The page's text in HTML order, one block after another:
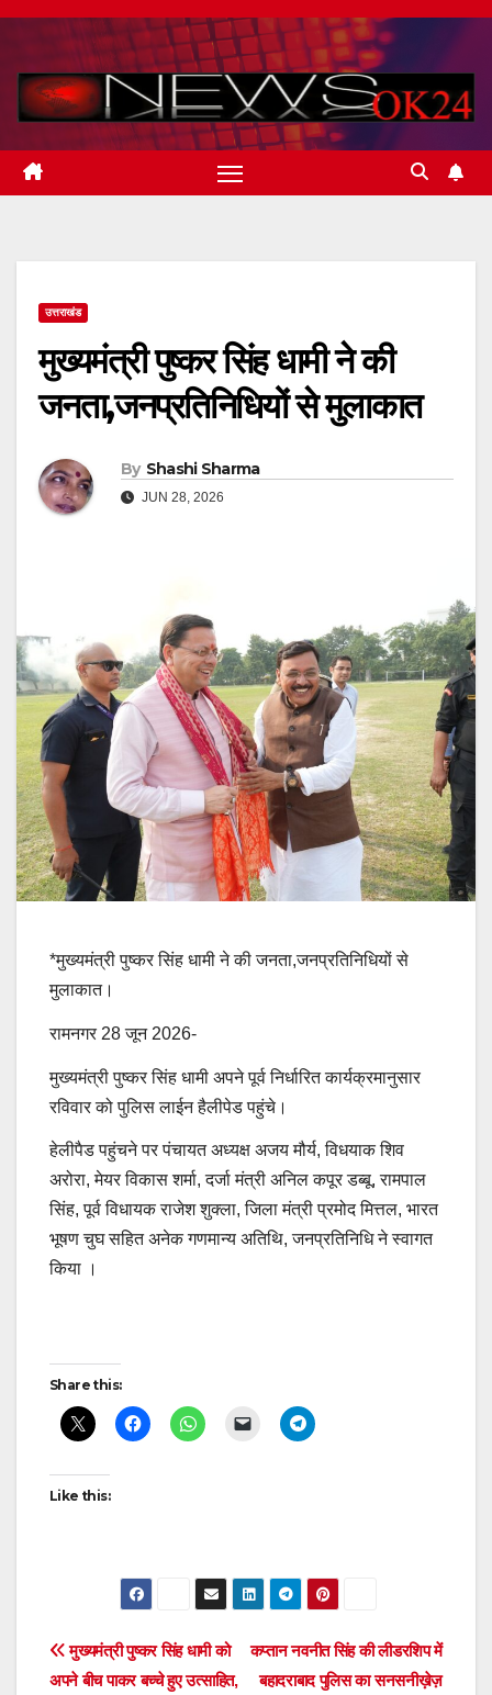
Skip
content
उत्तराखंड
मुख्यमंत्री पुष्कर सिंह धामी ने की
जनता,जनप्रतिनिधियों से मुलाकात
By Shashi Sharma
JUN 28, 2026
*मुख्यमंत्री पुष्कर सिंह धामी ने की जनता,जनप्रतिनिधियों से
मुलाकात।
रामनगर 28 जून 2026-
मुख्यमंत्री पुष्कर सिंह धामी अपने पूर्व निर्धारित कार्यक्रमानुसार
रविवार को पुलिस लाईन हैलीपेड पहुंचे।
हेलीपैड पहुंचने पर पंचायत अध्यक्ष अजय मौर्य, विधयाक शिव
अरोरा, मेयर विकास शर्मा, दर्जा मंत्री अनिल कपूर डब्बू, रामपाल
सिंह, पूर्व विधायक राजेश शुक्ला, जिला मंत्री प्रमोद मित्तल, भारत
भूषण चुघ सहित अनेक गणमान्य अतिथि, जनप्रतिनिधि ने स्वागत
किया ।
Post
navigation
Share this:
Like this:
Post
कप्तान नवनीत सिंह की लीडरशिप में
बहादराबाद पुलिस का सनसनीख़ेज़
मुख्यमंत्री पुष्कर सिंह धामी को
अपने बीच पाकर बच्चे हुए उत्साहित,